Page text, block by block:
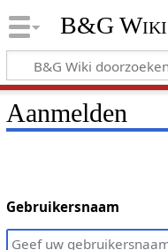
B&G Wiki
Aanmelden
Gebruikersnaam